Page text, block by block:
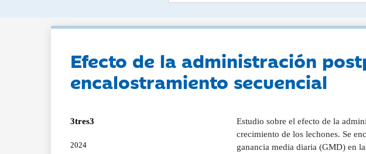
Efecto de la administración
encalostramiento secuencial
3tres3
2024
Estudio sobre el efecto de la
crecimiento de los lechones. Se
ganancia media diaria (GMD) en